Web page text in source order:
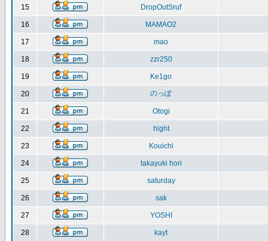
15 DropOutSruf
16 MAMAO2
17 mao
18 zzr250
19 Ke1go
20 のっぽ
21 Otogi
22 hight
23 Kouichi
24 takayuki hori
25 saturday
26 sak
27 YOSHI
28 kayt